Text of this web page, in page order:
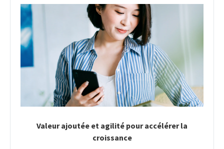
Valeur ajoutée et agilité pour accélérer la
croissance